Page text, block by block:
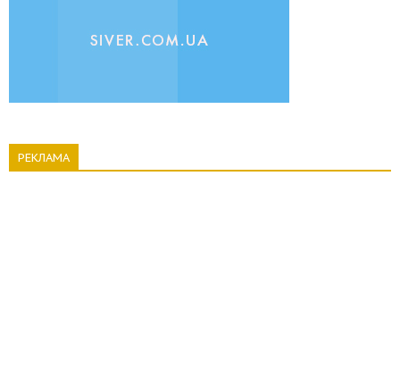
РЕКЛАМА